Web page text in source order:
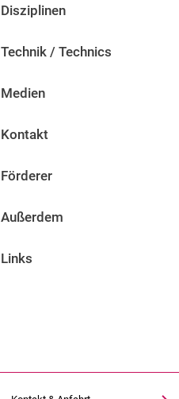
Disziplinen
Technik / Technics
Medien
Kontakt
Förderer
Außerdem
Links